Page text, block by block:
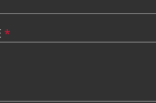
*